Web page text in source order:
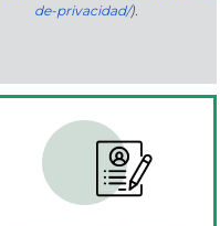
de-privacidad/).